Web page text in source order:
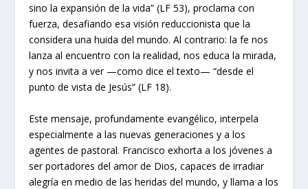
sino la expansión de la vida” (LF 53), proclama con
fuerza, desafiando esa visión reduccionista que la
considera una huida del mundo. Al contrario: la fe nos
lanza al encuentro con la realidad, nos educa la mirada,
y nos invita a ver —como dice el texto— “desde el
punto de vista de Jesús” (LF 18).
Este mensaje, profundamente evangélico, interpela
especialmente a las nuevas generaciones y a los
agentes de pastoral. Francisco exhorta a los jóvenes a
ser portadores del amor de Dios, capaces de irradiar
alegría en medio de las heridas del mundo, y llama a los